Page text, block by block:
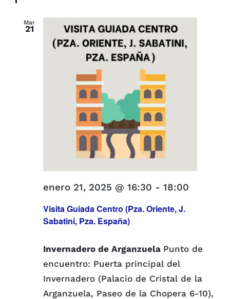
Mar
21
Visita Guiada Centro (Pza. Oriente, J.
Sabatini, Pza. España)
enero 21, 2025 @ 16:30 - 18:00
Invernadero de Arganzuela Punto de
encuentro: Puerta principal del
Invernadero (Palacio de Cristal de la
Arganzuela, Paseo de la Chopera 6-10),